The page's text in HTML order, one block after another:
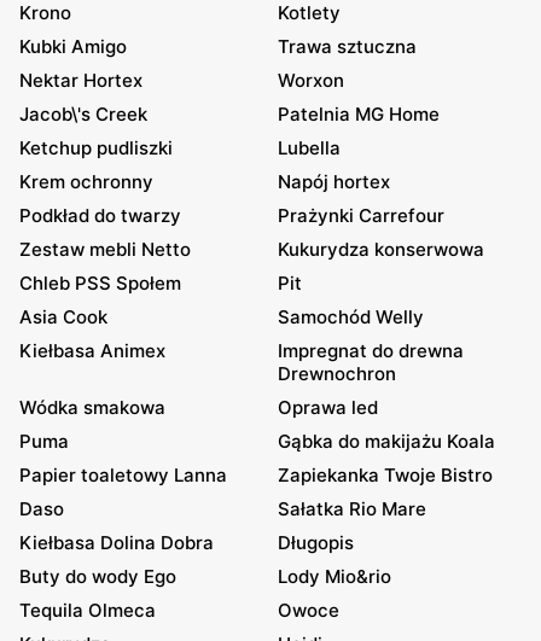
Krono
Kotlety
Kubki Amigo
Trawa sztuczna
Nektar Hortex
Worxon
Jacob\'s Creek
Patelnia MG Home
Ketchup pudliszki
Lubella
Krem ochronny
Napój hortex
Podkład do twarzy
Prażynki Carrefour
Zestaw mebli Netto
Kukurydza konserwowa
Chleb PSS Społem
Pit
Asia Cook
Samochód Welly
Kiełbasa Animex
Impregnat do drewna
Drewnochron
Wódka smakowa
Oprawa led
Puma
Gąbka do makijażu Koala
Papier toaletowy Lanna
Zapiekanka Twoje Bistro
Daso
Sałatka Rio Mare
Kiełbasa Dolina Dobra
Długopis
Buty do wody Ego
Lody Mio&rio
Tequila Olmeca
Owoce